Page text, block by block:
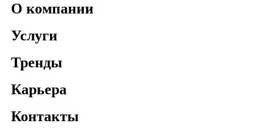
О компании
Услуги
Тренды
Карьера
Контакты